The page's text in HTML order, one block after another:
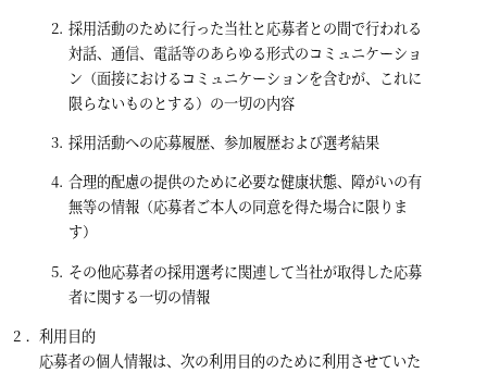
採用活動のために行った当社と応募者との間で行われる
対話、通信、電話等のあらゆる形式のコミュニケーショ
ン（面接におけるコミュニケーションを含むが、これに
限らないものとする）の一切の内容
採用活動への応募履歴、参加履歴および選考結果
合理的配慮の提供のために必要な健康状態、障がいの有
無等の情報（応募者ご本人の同意を得た場合に限りま
す）
その他応募者の採用選考に関連して当社が取得した応募
者に関する一切の情報
利用目的
応募者の個人情報は、次の利用目的のために利用させていた